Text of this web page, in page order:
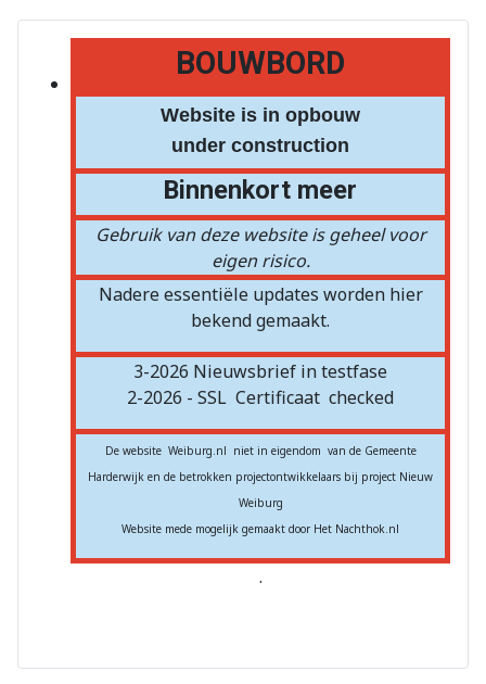
BOUWBORD
Website is in opbouw
under construction
Binnenkort meer
Gebruik van deze website is geheel voor
eigen risico.
Nadere essentiële updates worden hier
bekend gemaakt.
3-2026 Nieuwsbrief in testfase
2-2026 - SSL Certificaat checked
De website Weiburg.nl niet in eigendom van de Gemeente
Harderwijk en de betrokken projectontwikkelaars bij project Nieuw
Weiburg
Website mede mogelijk gemaakt door Het Nachthok.nl
.